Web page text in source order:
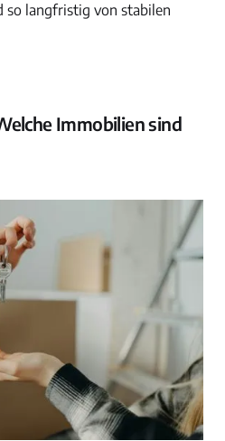
so langfristig von stabilen
Immobilien sind